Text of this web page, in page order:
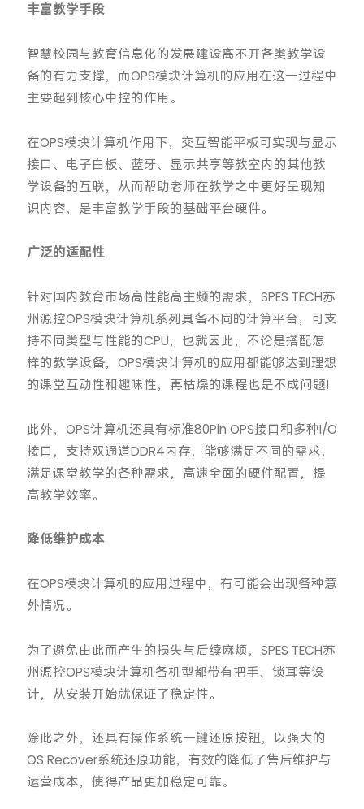
丰富教学手段
智慧校园与教育信息化的发展建设离不开各类教学设
备的有力支撑，而OPS模块计算机的应用在这一过程中
主要起到核心中控的作用。
在OPS模块计算机作用下，交互智能平板可实现与显示
接口、电子白板、蓝牙、显示共享等教室内的其他教
学设备的互联，从而帮助老师在教学之中更好呈现知
识内容，是丰富教学手段的基础平台硬件。
广泛的适配性
针对国内教育市场高性能高主频的需求，SPES TECH苏
州源控OPS模块计算机系列具备不同的计算平台，可支
持不同类型与性能的CPU，也就因此，不论是搭配怎
样的教学设备，OPS模块计算机的应用都能够达到理想
的课堂互动性和趣味性，再枯燥的课程也是不成问题!
此外，OPS计算机还具有标准80Pin OPS接口和多种I/O
接口，支持双通道DDR4内存，能够满足不同的需求，
满足课堂教学的各种需求，高速全面的硬件配置，提
高教学效率。
降低维护成本
在OPS模块计算机的应用过程中，有可能会出现各种意
外情况。
为了避免由此而产生的损失与后续麻烦，SPES TECH苏
州源控OPS模块计算机各机型都带有把手、锁耳等设
计，从安装开始就保证了稳定性。
除此之外，还具有操作系统一键还原按钮，以强大的
OS Recover系统还原功能，有效的降低了售后维护与
运营成本，使得产品更加稳定可靠。